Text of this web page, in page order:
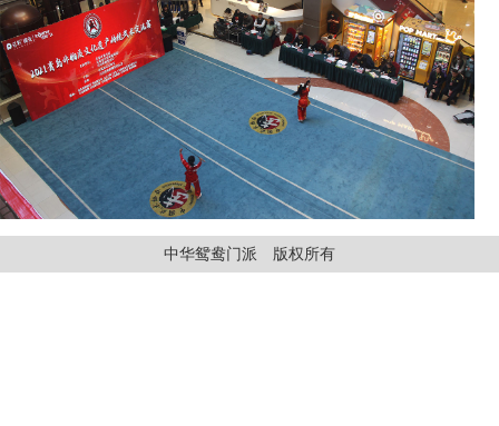
中华鸳鸯门派 版权所有